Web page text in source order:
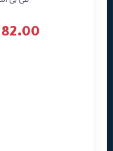
182.00 ريال